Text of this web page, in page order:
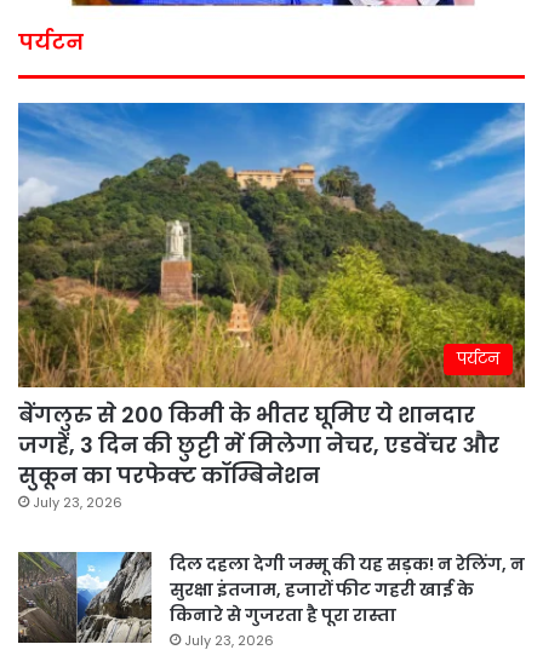
पर्यटन
पर्यटन
बेंगलुरु से 200 किमी के भीतर घूमिए ये शानदार
जगहें, 3 दिन की छुट्टी में मिलेगा नेचर, एडवेंचर और
सुकून का परफेक्ट कॉम्बिनेशन
July 23, 2026
दिल दहला देगी जम्मू की यह सड़क! न रेलिंग, न
सुरक्षा इंतजाम, हजारों फीट गहरी खाई के
किनारे से गुजरता है पूरा रास्ता
July 23, 2026